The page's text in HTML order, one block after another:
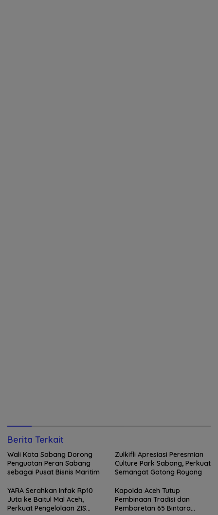
Berita Terkait
Wali Kota Sabang Dorong
Penguatan Peran Sabang
sebagai Pusat Bisnis Maritim
Zulkifli Apresiasi Peresmian
Culture Park Sabang, Perkuat
Semangat Gotong Royong
YARA Serahkan Infak Rp10
Juta ke Baitul Mal Aceh,
Perkuat Pengelolaan ZIS
Kapolda Aceh Tutup
Pembinaan Tradisi dan
Pembaretan 65 Bintara